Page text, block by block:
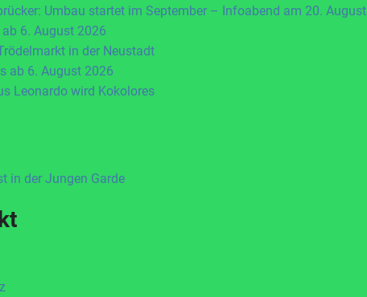
Umbau startet im September – Infoabend am 20. August
6. August 2026
in der Neustadt
ab 6. August 2026
Leonardo wird Kokolores